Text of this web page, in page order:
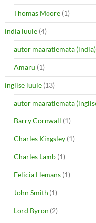
Thomas Moore (1)
india luule (4)
autor määratlemata (india)
Amaru (1)
inglise luule (13)
autor määratlemata
Barry Cornwall (1)
Charles Kingsley (1)
Charles Lamb (1)
Felicia Hemans (1)
John Smith (1)
Lord Byron (2)